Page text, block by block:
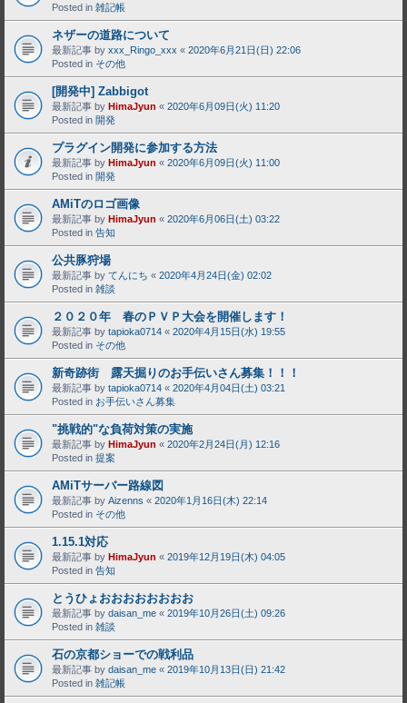
Posted in 雑記帳
ネザーの道路について
最新記事 by xxx_Ringo_xxx « 2020年6月21日(日) 22:06
Posted in その他
[開発中] Zabbigot
最新記事 by HimaJyun « 2020年6月09日(火) 11:20
Posted in 開発
プラグイン開発に参加する方法
最新記事 by HimaJyun « 2020年6月09日(火) 11:00
Posted in 開発
AMiTのロゴ画像
最新記事 by HimaJyun « 2020年6月06日(土) 03:22
Posted in 告知
公共豚狩場
最新記事 by てんにち « 2020年4月24日(金) 02:02
Posted in 雑談
２０２０年 春のＰＶＰ大会を開催します！
最新記事 by tapioka0714 « 2020年4月15日(水) 19:55
Posted in その他
新奇跡街 露天掘りのお手伝いさん募集！！！
最新記事 by tapioka0714 « 2020年4月04日(土) 03:21
Posted in お手伝いさん募集
"挑戦的"な負荷対策の実施
最新記事 by HimaJyun « 2020年2月24日(月) 12:16
Posted in 提案
AMiTサーバー路線図
最新記事 by Aizenns « 2020年1月16日(木) 22:14
Posted in その他
1.15.1対応
最新記事 by HimaJyun « 2019年12月19日(木) 04:05
Posted in 告知
とうひょおおおおおおおお
最新記事 by daisan_me « 2019年10月26日(土) 09:26
Posted in 雑談
石の京都ショーでの戦利品
最新記事 by daisan_me « 2019年10月13日(日) 21:42
Posted in 雑記帳